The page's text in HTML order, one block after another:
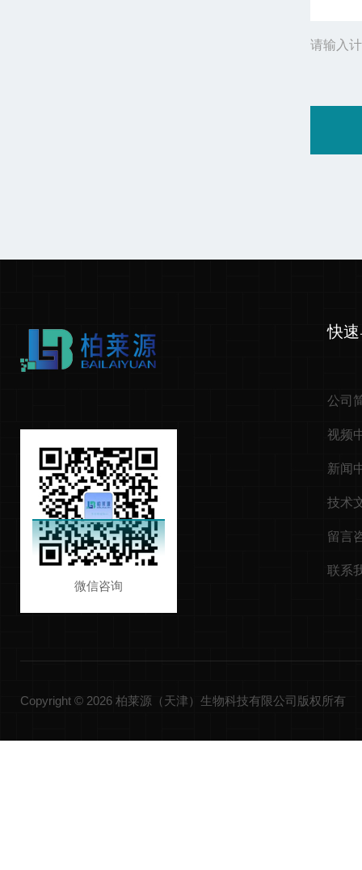
请输入
微信咨询
快
公司
视频
新闻
技术
留言
联系
Copyright © 2026 柏莱源（天津）生物科技有限公司版权所有